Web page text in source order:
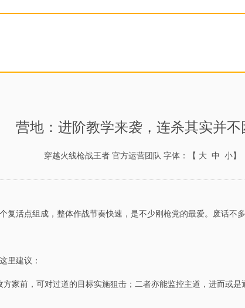
营地：进阶教学来袭，连杀其实并不
穿越火线枪战王者 官方运营团队 字体：【 大 中 小】
活点组成，整体作战节奏快速，是不少刚枪党的最爱。废话不
里建议：
家前，可对过道的目标实施狙击；二者亦能监控主道，进而或